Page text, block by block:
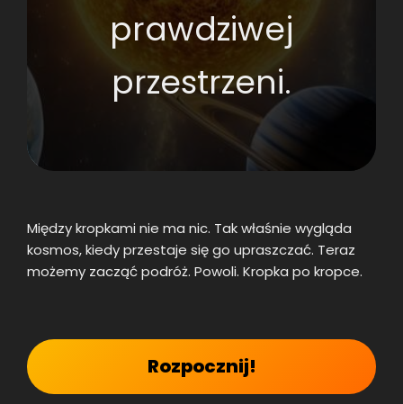
prawdziwej
przestrzeni.
Między kropkami nie ma nic. Tak właśnie wygląda
kosmos, kiedy przestaje się go upraszczać. Teraz
możemy zacząć podróż. Powoli. Kropka po kropce.
Rozpocznij!